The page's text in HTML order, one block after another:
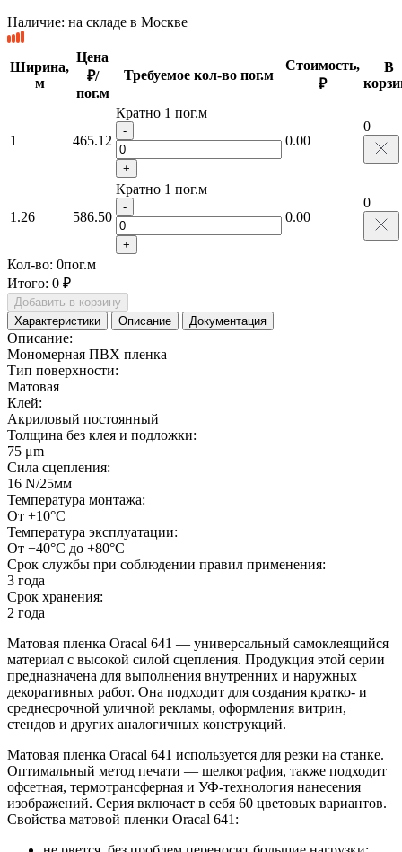
Наличие: на складе в Москве
Ширина,
м
Цена
₽/
пог.м
Требуемое кол-во пог.м
Стоимость,
₽
В
1 465.12
Кратно 1 пог.м
-
+
0.00
0
1.26 586.50
Кратно 1 пог.м
-
+
0.00
0
Кол-во: 0пог.м
Итого: 0 ₽
Добавить в корзину
Характеристики
Описание Документация
Описание:
Мономерная ПВХ пленка
Тип поверхности:
Матовая
Клей:
Акриловый постоянный
Толщина без клея и подложки:
75 μm
Сила сцепления:
16 N/25мм
Температура монтажа:
От +10°С
Температура эксплуатации:
От −40°С до +80°С
Срок службы при соблюдении правил применения:
3 года
Срок хранения:
2 года
Матовая пленка Oracal 641 — универсальный самоклеящийся
материал с высокой силой сцепления. Продукция этой серии
предназначена для выполнения внутренних и наружных
декоративных работ. Она подходит для создания кратко- и
среднесрочной уличной рекламы, оформления витрин,
стендов и других аналогичных конструкций.
Матовая пленка Oracal 641 используется для резки на станке.
Оптимальный метод печати — шелкография, также подходит
офсетная, термотрансферная и УФ-технология нанесения
изображений. Серия включает в себя 60 цветовых вариантов.
Свойства матовой пленки Oracal 641: